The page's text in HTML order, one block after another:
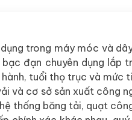
trong máy móc và
đạn chuyên dụng
tuổi thọ trục và mức
và cơ sở sản xuất công
thống băng tải, quạt